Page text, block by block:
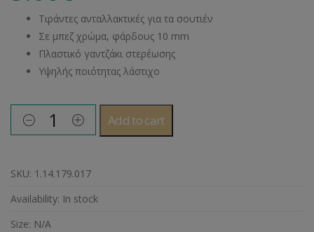
Τιράντες ανταλλακτικές για τα σουτιέν
Σε μπεζ χρώμα, φάρδους 10 mm
Πλαστικό γαντζάκι στερέωσης
Υψηλής ποιότητας λάστιχο
Add to cart
SKU: 1.14.179.017
Availability: In stock
Size: N/A